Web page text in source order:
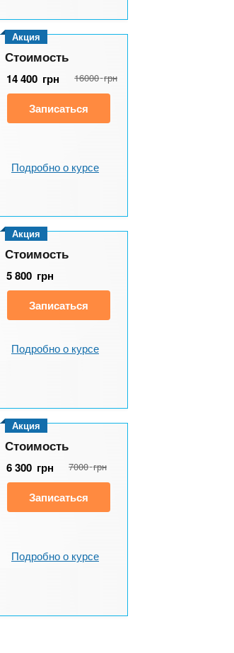
Акция
Стоимость
14 400 грн 16000 грн
Записаться
Подробно о курсе
Акция
Стоимость
5 800 грн
Записаться
Подробно о курсе
Акция
Стоимость
6 300 грн 7000 грн
Записаться
Подробно о курсе